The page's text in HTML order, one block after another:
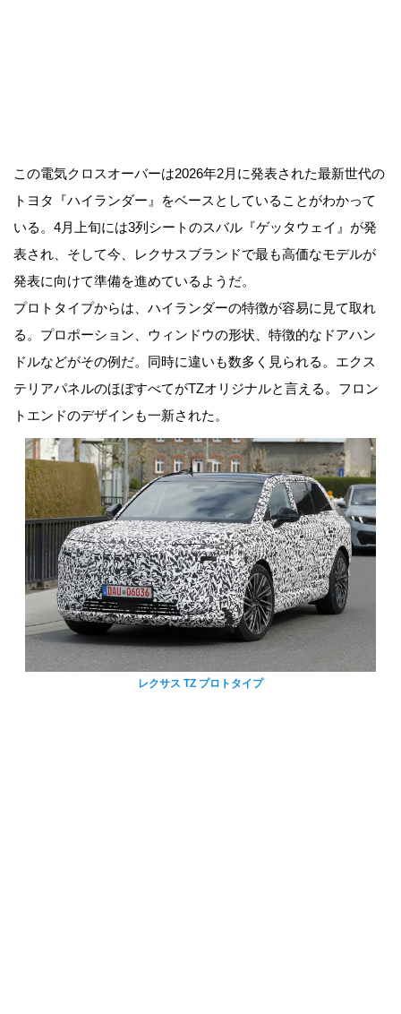
この電気クロスオーバーは2026年2月に発表された最新世代の
トヨタ『ハイランダー』をベースとしていることがわかって
いる。4月上旬には3列シートのスバル『ゲッタウェイ』が発
表され、そして今、レクサスブランドで最も高価なモデルが
発表に向けて準備を進めているようだ。
プロトタイプからは、ハイランダーの特徴が容易に見て取れ
る。プロポーション、ウィンドウの形状、特徴的なドアハン
ドルなどがその例だ。同時に違いも数多く見られる。エクス
テリアパネルのほぼすべてがTZオリジナルと言える。フロン
トエンドのデザインも一新された。
レクサス TZ プロトタイプ